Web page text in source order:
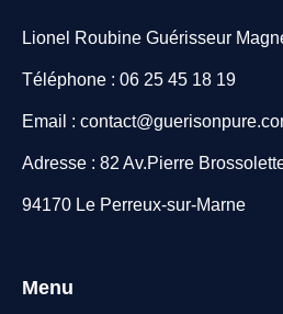
Lionel Roubine Guérisseur
Téléphone : 06 25 45 18 19
Email :
Adresse : 82 Av.Pierre
94170 Le Perreux-sur-Marne
Menu